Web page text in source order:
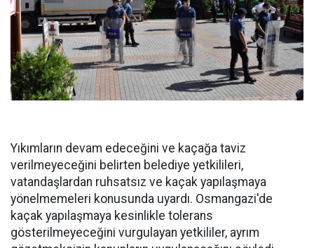
Yıkımların devam edeceğini ve kaçağa taviz
verilmeyeceğini belirten belediye yetkilileri,
vatandaşlardan ruhsatsız ve kaçak yapılaşmaya
yönelmemeleri konusunda uyardı. Osmangazi'de
kaçak yapılaşmaya kesinlikle tolerans
gösterilmeyeceğini vurgulayan yetkililer, ayrım